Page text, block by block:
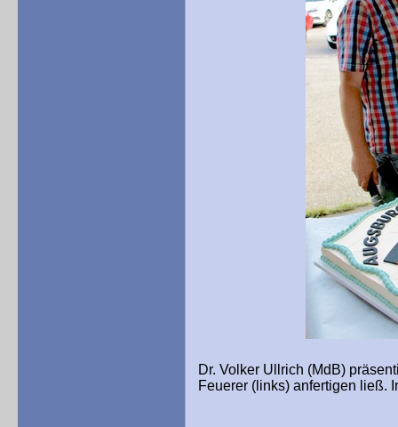
Dr. Volker Ullrich (MdB)
Feuerer (links) anfertigen ließ.